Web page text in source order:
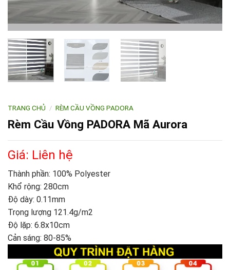
TRANG CHỦ / RÈM CẦU VỒNG PADORA
Rèm Cầu Vồng PADORA Mã Aurora
Giá: Liên hệ
Thành phần: 100% Polyester
Khổ rộng: 280cm
Độ dày: 0.11mm
Trọng lượng 121.4g/m2
Độ lặp: 6.8x10cm
Cản sáng: 80-85%